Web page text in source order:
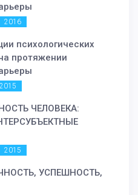
2016
психологических
протяжении
2015
ЧЕЛОВЕКА:
2015
УСПЕШНОСТЬ,